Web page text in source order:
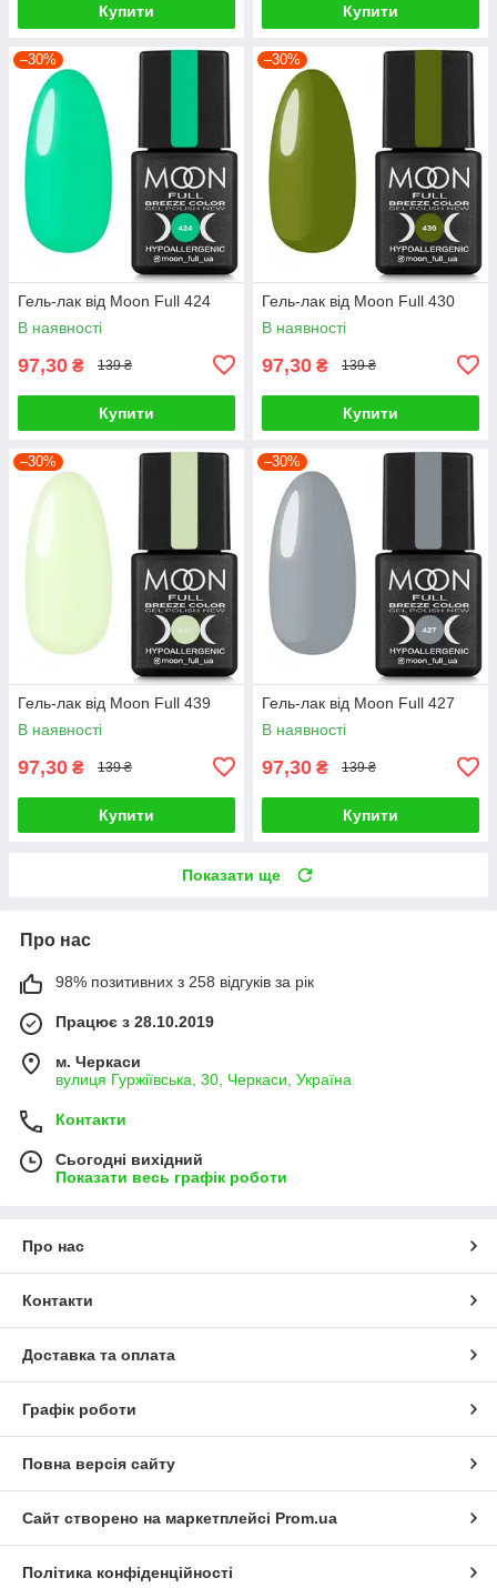
Купити Купити
–30%
Гель-лак від Moon Full 424
В наявності
97,30 ₴ 139 ₴
Купити
–30%
Гель-лак від Moon Full 430
В наявності
97,30 ₴ 139 ₴
Купити
–30%
Гель-лак від Moon Full 439
В наявності
97,30 ₴ 139 ₴
Купити
–30%
Гель-лак від Moon Full 427
В наявності
97,30 ₴ 139 ₴
Купити
Показати ще
Про нас
98% позитивних з 258 відгуків за рік
Працює з 28.10.2019
м. Черкаси
вулиця Гуржіївська, 30, Черкаси, Україна
Контакти
Сьогодні вихідний
Показати весь графік роботи
Про нас
Контакти
Доставка та оплата
Графік роботи
Повна версія сайту
Сайт створено на маркетплейсі Prom.ua
Політика конфіденційності